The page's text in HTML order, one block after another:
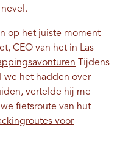
nevel.
op het juiste moment
CEO van het in Las
Tijdens
we het hadden over
vertelde hij me
fietsroute van hut
voor